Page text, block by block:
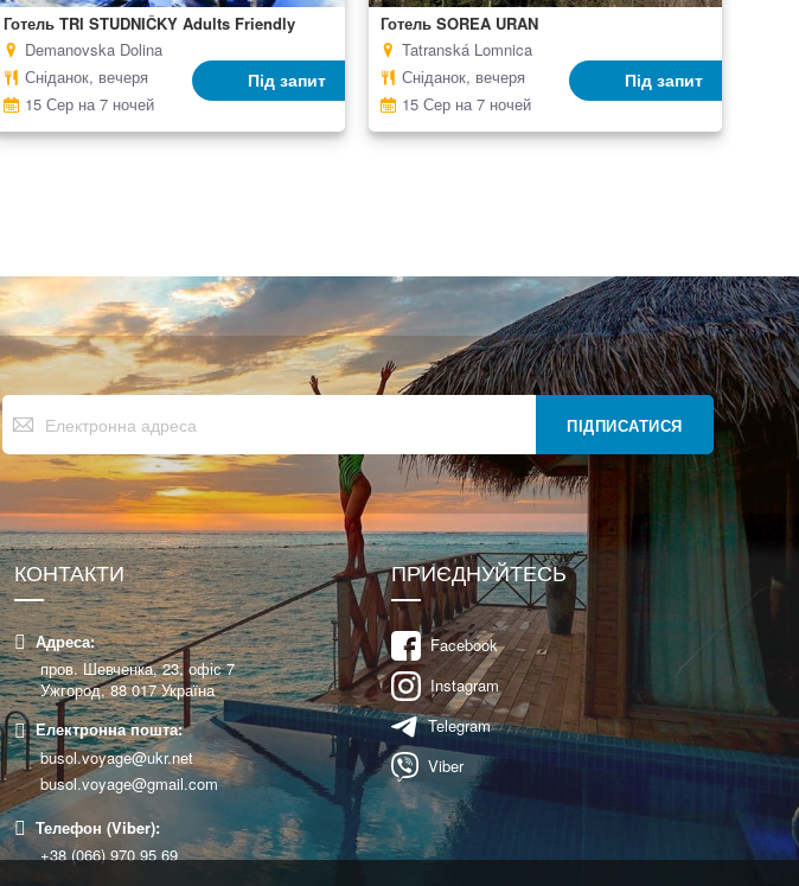
Готель TRI STUDNIČKY Adults Friendly
Під запит
Demanovska Dolina
Сніданок, вечеря
15 Сер на 7 ночей
Готель SOREA URAN
Під запит
Tatranská Lomnica
Сніданок, вечеря
15 Сер на 7 ночей
Підпишіться
на
нашу
розсилку
новин:
ПІДПИСАТИСЯ
КОНТАКТИ
Адреса:
пров. Шевченка, 23, офіс 7
Ужгород, 88 017 Україна
Електронна пошта:
busol.voyage@ukr.net
busol.voyage@gmail.com
Телефон (Viber):
+38 (066) 970 95 69
ПРИЄДНУЙТЕСЬ
Facebook
Instagram
Telegram
Viber